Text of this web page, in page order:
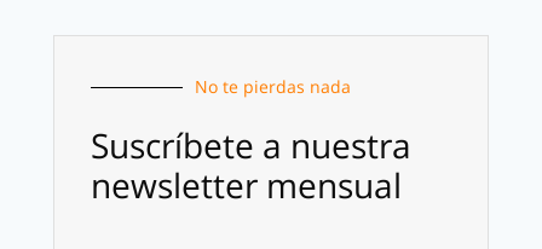
No te pierdas nada
Suscríbete a nuestra
newsletter mensual